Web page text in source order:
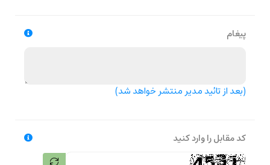
پیغام
(بعد از تائید مدیر منتشر خواهد شد)
کد مقابل را وارد کنید